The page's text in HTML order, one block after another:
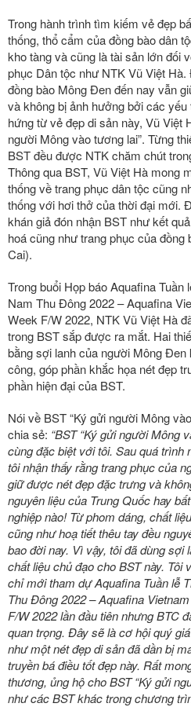
Trong hành trình tìm kiếm vẻ đẹp
thống, thổ cẩm của đồng bào dân
kho tàng và cũng là tài sản lớn đối
phục Dân tộc như NTK Vũ Việt
đồng bào Mông Đen đến nay vẫn
và không bị ảnh hưởng bởi các
hứng từ vẻ đẹp di sản này, Vũ Việt
người Mông vào tương lai”. Từng
BST đều được NTK chăm chút
Thông qua BST, Vũ Việt Hà mong
thống về trang phục dân tộc cũng
thống với hơi thở của thời đại mới.
khán giả đón nhận BST như kết
hoá cũng như trang phục của
Cai).
Trong buổi Họp báoAquafina Tuần
Nam Thu Đông 2022 – Aquafina
Week F/W 2022, NTK Vũ Việt Hà
trong BST sắp được ra mắt. Hai
bằng sợi lanh của người Mông
công, góp phần khắc họa nét đẹp
phần hiện đại của BST.
Nói về BST “Ký gửi người Mông
chia sẻ: “BST “Ký gửi người Mông
cùng đặc biệt với tôi. Sau quá trình
tôi nhận thấy rằng trang phục của
giữ được nét đẹp đặc trưng và
nguyên liệu của Trung Quốc hay
nghiệp nào! Từ phom dáng, chất
cũng như hoạ tiết thêu tay đều
bao đời nay. Vì vậy, tôi đã dùng
chất liệu chủ đạo cho BST này.
chỉ mới tham dự Aquafina Tuần lễ
Thu Đông 2022 – Aquafina
F/W 2022 lần đầu tiên nhưng BTC
quan trọng. Đây sẽ là cơ hội quý
như một nét đẹp di sản đã dần bị
truyền bá điều tốt đẹp này. Rất
thương, ủng hộ cho BST “Ký gửi
như các BST khác trong chương